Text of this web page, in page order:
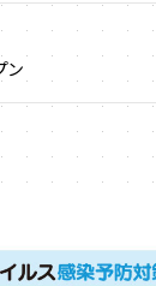
ン